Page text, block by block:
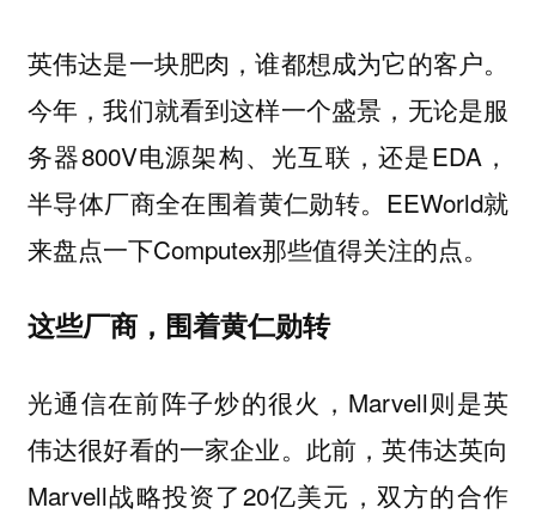
英伟达是一块肥肉，谁都想成为它的客户。
今年，我们就看到这样一个盛景，无论是服
务器800V电源架构、光互联，还是EDA，
半导体厂商全在围着黄仁勋转。EEWorld就
来盘点一下Computex那些值得关注的点。
这些厂商，围着黄仁勋转
光通信在前阵子炒的很火，Marvell则是英
伟达很好看的一家企业。此前，英伟达英向
Marvell战略投资了20亿美元，双方的合作